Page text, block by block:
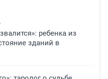
ребенка из
зданий в